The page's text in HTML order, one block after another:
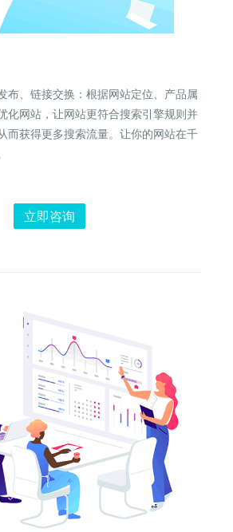
布、链接交换：根据网站定位、产品属
化网站，让网站更符合搜索引擎规则并
而获得更多搜索流量。让你的网站在千
立即咨询